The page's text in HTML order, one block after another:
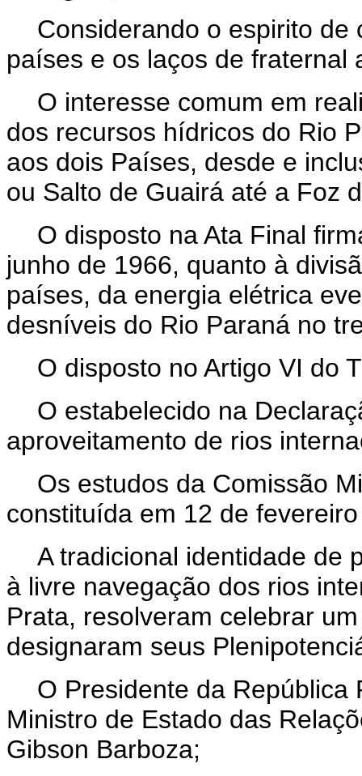
Considerando o espirito
países e os laços de fraternal
O interesse comum em
dos recursos hídricos do Rio
aos dois Países, desde e
ou Salto de Guairá até a Foz
O disposto na Ata Final
junho de 1966, quanto à
países, da energia elétrica
desníveis do Rio Paraná no
O disposto no Artigo VI do
O estabelecido na
aproveitamento de rios
Os estudos da Comissão
constituída em 12 de
A tradicional identidade de
à livre navegação dos rios
Prata, resolveram celebrar
designaram seus
O Presidente da República
Ministro de Estado das
Gibson Barboza;